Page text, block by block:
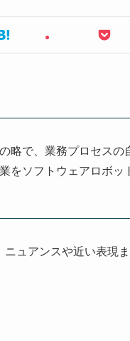
略で、業務プロセス
をソフトウェアロボッ
ュアンスや近い表現